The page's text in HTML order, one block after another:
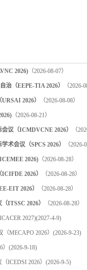
2026) （2026-08-07）
治（EEPE-TIA 2026） （2026-
2026） （2026-08-08）
（2026-08-21）
议（ICMDVCNE 2026） （
术会议（SPCS 2026） （2026-
2026) （2026-08-28）
2026） （2026-08-28）
EIT 2026） （2026-08-28）
ITSSC 2026） （2026-08-28）
2027)(2027-4-9)
MECAPO 2026） (2026-9-23)
(2026-9-18)
ICEDSI 2026） (2026-9-5)